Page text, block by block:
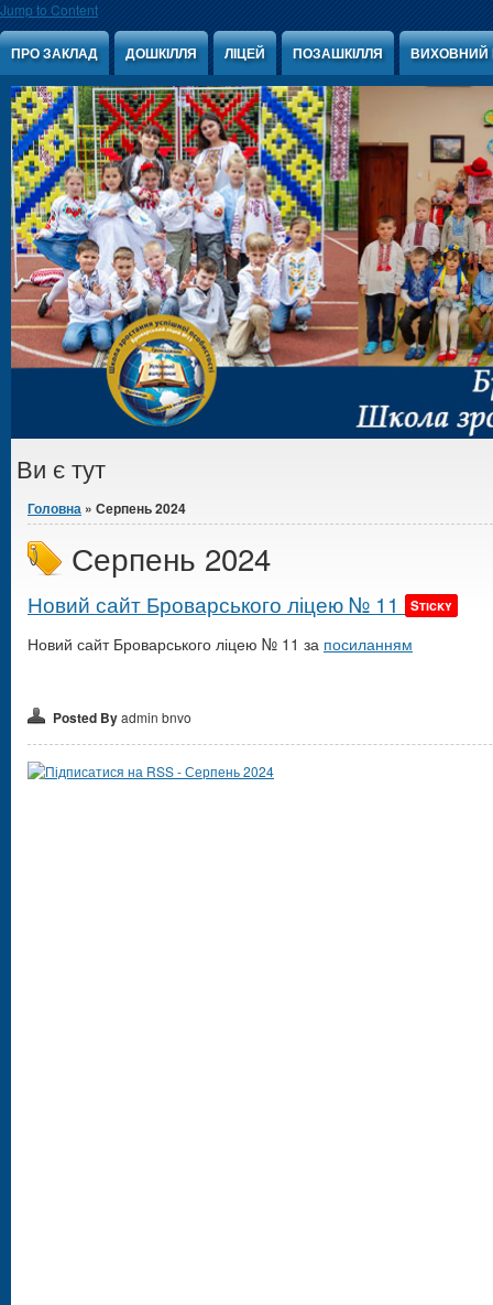
Jump to Content
ПРО ЗАКЛАД ДОШКІЛЛЯ ЛІЦЕЙ ПОЗАШКІЛЛЯ ВИХОВНИЙ
Ви є тут
Головна » Серпень 2024
Серпень 2024
Новий сайт Броварського ліцею № 11 Sticky
Новий сайт Броварського ліцею № 11 за посиланням
Posted Byadmin bnvo